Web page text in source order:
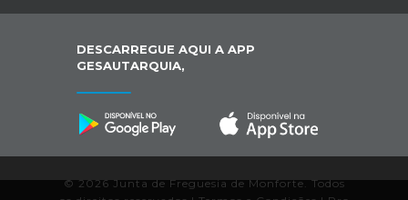
DESCARREGUE AQUI A APP
GESAUTARQUIA,
© 2026 Junta de Freguesia de Monforte. Todos